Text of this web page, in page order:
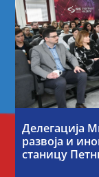
Делегација
развоја и
станицу